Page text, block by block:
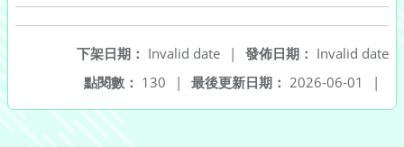
發佈日期： Invalid date
下架日期： Invalid date
|
最後更新日期： 2026-06-01 |
點閱數： 130 |